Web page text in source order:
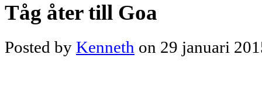
Tåg åter till Goa
Posted by Kenneth on 29 januari